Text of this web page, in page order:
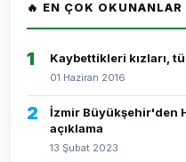
🔥 EN ÇOK OKUNANLAR
1 Kaybettikleri kızları,
01 Haziran 2016
2
İzmir Büyükşehir'den
açıklama
13 Şubat 2023